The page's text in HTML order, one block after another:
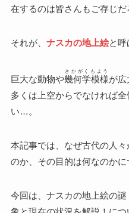
在するのは皆さんもご存じだ
それが、 ナスカの地上絵と呼
巨大な動物や幾何学模様
きかがくもよう
が
多くは上空からでなければ
い…。
本記事では、なぜ古代の人
のか、その目的は何なのかに
今回は、ナスカの地上絵の